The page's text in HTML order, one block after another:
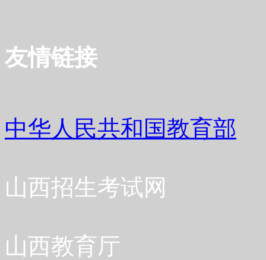
友情链接
中华人民共和国教育部
山西招生考试网
山西教育厅